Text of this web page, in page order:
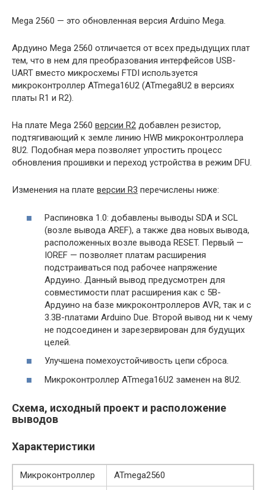
Mega 2560 — это обновленная версия Arduino Mega.
Ардуино Mega 2560 отличается от всех предыдущих плат
тем, что в нем для преобразования интерфейсов USB-
UART вместо микросхемы FTDI используется
микроконтроллер ATmega16U2 (ATmega8U2 в версиях
платы R1 и R2).
На плате Mega 2560 версии R2 добавлен резистор,
подтягивающий к земле линию HWB микроконтроллера
8U2. Подобная мера позволяет упростить процесс
обновления прошивки и переход устройства в режим DFU.
Изменения на плате версии R3 перечислены ниже:
Распиновка 1.0: добавлены выводы SDA и SCL
(возле вывода AREF), а также два новых вывода,
расположенных возле вывода RESET. Первый —
IOREF — позволяет платам расширения
подстраиваться под рабочее напряжение
Ардуино. Данный вывод предусмотрен для
совместимости плат расширения как с 5В-
Ардуино на базе микроконтроллеров AVR, так и с
3.3В-платами Arduino Due. Второй вывод ни к чему
не подсоединен и зарезервирован для будущих
целей.
Улучшена помехоустойчивость цепи сброса.
Микроконтроллер ATmega16U2 заменен на 8U2.
Схема, исходный проект и расположение
выводов
Характеристики
Микроконтроллер
ATmega2560